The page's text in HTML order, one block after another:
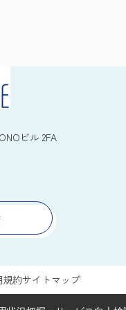
ビル 2FA
約サイトマップ